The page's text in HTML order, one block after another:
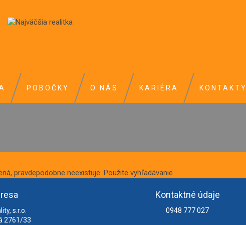
POBOČKY O NÁS KARIÉRA KONTAKTY
pravdepodobne neexistuje. Použite vyhľadávanie.
s.r.o.
2761/33
Kontaktné údaje
0948 777 027